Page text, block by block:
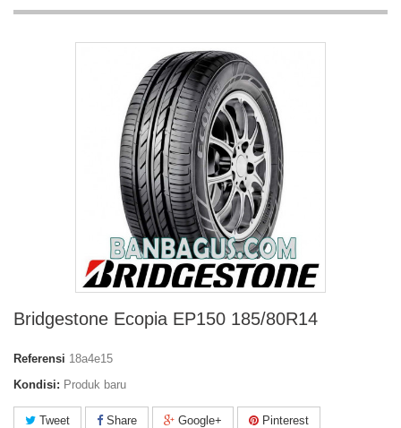
Bridgestone Ecopia EP150 185/80R14
Referensi 18a4e15
Kondisi: Produk baru
Tweet Share Google+ Pinterest